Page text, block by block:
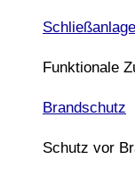
Funktionale
Brandschutz
Schutz vor